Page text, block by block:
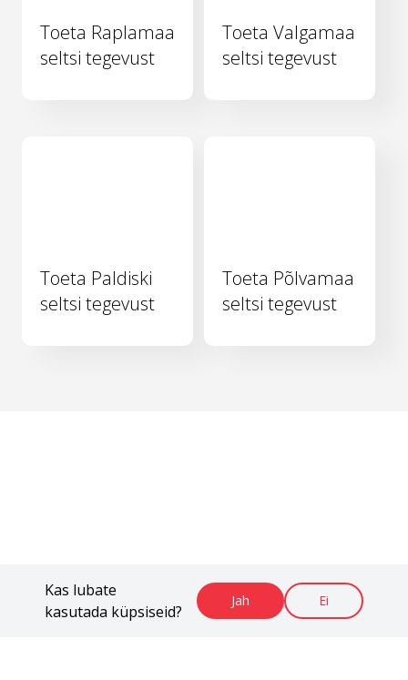
Kas lubate
kasutada küpsiseid?
Jah Ei
Toeta Raplamaa
seltsi tegevust
Toeta Valgamaa
seltsi tegevust
Toeta Paldiski
seltsi tegevust
Toeta Põlvamaa
seltsi tegevust